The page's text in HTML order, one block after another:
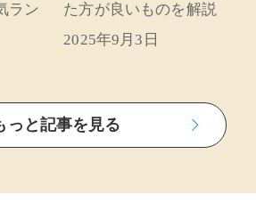
ラン
た方が良いものを解説
2025年9月3日
っと記事を見る